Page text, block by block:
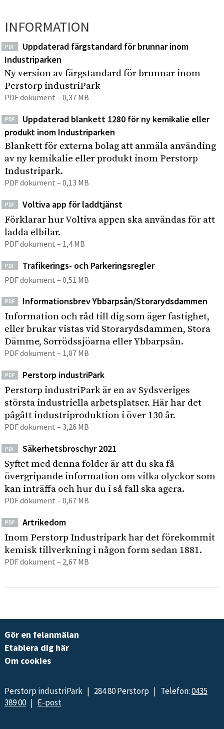
INFORMATION
PDF
Uppdaterad färgstandard för brunnar inom
Industriparken
Ny version av färgstandard för brunnar inom
Perstorp industriPark
PDF dokument – 0,37 MB
PDF
Uppdaterad blankett 1280 för ny kemikalie eller
produkt inom Industriparken
Blankett för externa bolag att anmäla använding
av ny kemikalie eller produkt inom Perstorp
Industripark.
PDF dokument – 0,13 MB
PDF
Voltiva app för laddtjänst
Förklarar hur Voltiva appen ska användas för att
ladda elbilar.
PDF dokument – 1,4 MB
PDF Trafikerings- och Parkeringsregler
PDF dokument – 0,51 MB
PDF
Informationsbrev Ybbarpsån/Storarydsdammen
Information och råd till dig som äger fastighet,
eller brukar vistas vid Storarydsdammen, Stora
Dämme, Sorrödssjöarna eller Ybbarpsån.
PDF dokument – 1,07 MB
PDF
Perstorp industriPark
Perstorp industriPark är en av Sydsveriges
största industriella arbetsplatser. Här har det
pågått industriproduktion i över 130 år.
PDF dokument – 3,26 MB
PDF
Säkerhetsbroschyr 2021
Syftet med denna folder är att du ska få
övergripande information om vilka olyckor som
kan inträffa och hur du i så fall ska agera.
PDF dokument – 0,67 MB
PDF
Artrikedom
Inom Perstorp Industripark har det förekommit
kemisk tillverkning i någon form sedan 1881.
PDF dokument – 2,67 MB
Gör en felanmälan
Etablera dig här
Om cookies
Perstorp industriPark | 284 80 Perstorp | Telefon:0435
389 00| E-post